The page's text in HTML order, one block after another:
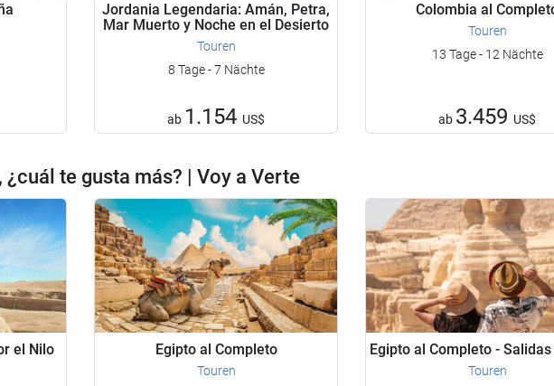
Jordania Legendaria: Amán, Petra,
Mar Muerto y Noche en el Desierto
Touren
8 Tage - 7 Nächte
ab 1.154 US$
Colombia al
Touren
13 Tage - 12 Nächte
ab 3.459 US$
te gusta más? | Voy a Verte
el Nilo
Egipto al Completo
Touren
Egipto al Completo -
Touren